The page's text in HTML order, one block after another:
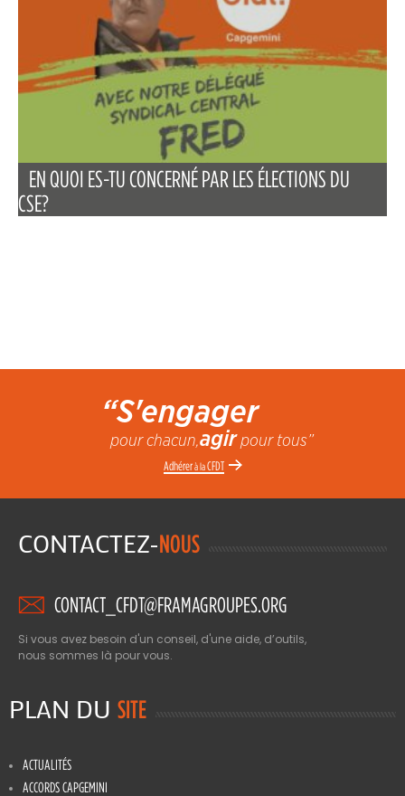
EN QUOI ES-TU CONCERNÉ PAR LES ÉLECTIONS DU
CSE?
“S'engager
pour chacun,agirpour tous”
Adhérerà laCFDT
CONTACTEZ-NOUS
CONTACT_CFDT@FRAMAGROUPES.ORG
Si vous avez besoin d'un conseil, d'une aide, d’outils,
nous sommes là pour vous.
PLAN DU SITE
ACTUALITÉS
ACCORDS CAPGEMINI